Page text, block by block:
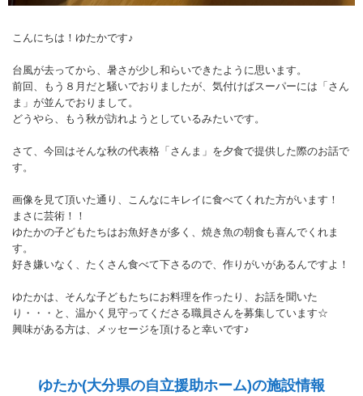
こんにちは！ゆたかです♪
台風が去ってから、暑さが少し和らいできたように思います。
前回、もう８月だと騒いでおりましたが、気付けばスーパーには「さん
ま」が並んでおりまして。
どうやら、もう秋が訪れようとしているみたいです。
さて、今回はそんな秋の代表格「さんま」を夕食で提供した際のお話で
す。
画像を見て頂いた通り、こんなにキレイに食べてくれた方がいます！
まさに芸術！！
ゆたかの子どもたちはお魚好きが多く、焼き魚の朝食も喜んでくれま
す。
好き嫌いなく、たくさん食べて下さるので、作りがいがあるんですよ！
ゆたかは、そんな子どもたちにお料理を作ったり、お話を聞いた
り・・・と、温かく見守ってくださる職員さんを募集しています☆
興味がある方は、メッセージを頂けると幸いです♪
ゆたか(大分県の自立援助ホーム)の施設情報